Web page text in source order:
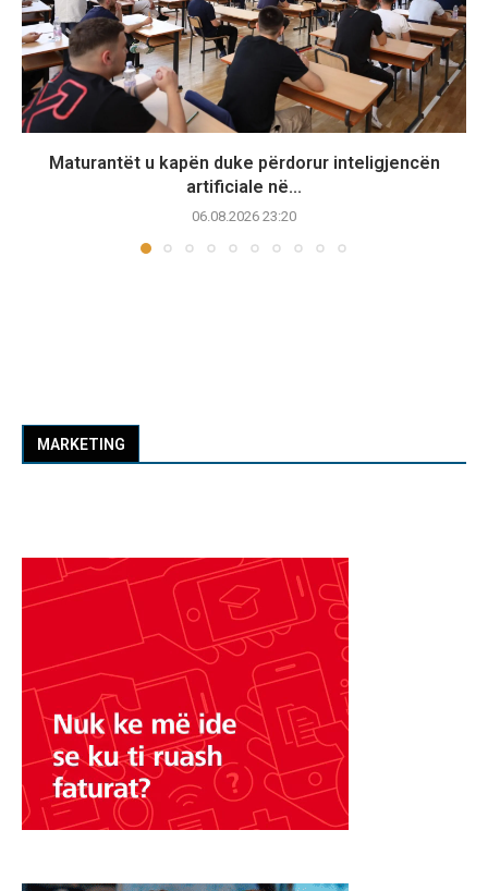
Maturantët u kapën duke përdorur inteligjencën
artificiale në...
06.08.2026 23:20
MARKETING